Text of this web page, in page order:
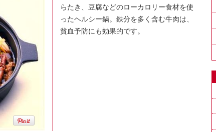
らたき、豆腐などのローカロリー食材を使
ったヘルシー鍋。鉄分を多く含む牛肉は、
貧血予防にも効果的です。